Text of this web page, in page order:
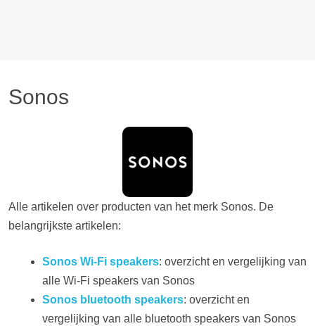
Sonos
Alle artikelen over producten van het merk Sonos. De
belangrijkste artikelen:
Sonos Wi-Fi speakers: overzicht en vergelijking van
alle Wi-Fi speakers van Sonos
Sonos bluetooth speakers: overzicht en
vergelijking van alle bluetooth speakers van Sonos